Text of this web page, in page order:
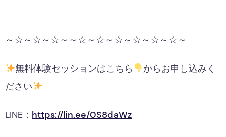
～☆～☆～☆～～☆～☆～☆～☆～☆～☆～
無料体験セッションはこちら
からお申し込みく
ださい
LINE： https://lin.ee/0S8daWz